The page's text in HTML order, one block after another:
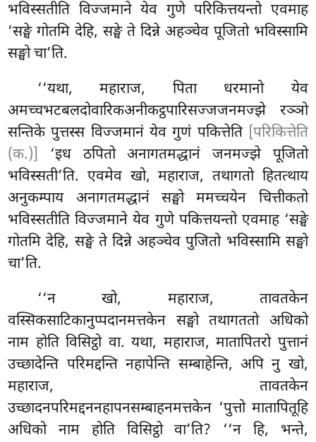
भविस्सतीति विज्जमाने येव गुणे परिकित्तयन्तो एवमाह
‘सङ्घे गोतमि देहि, सङ्घे ते दिन्ने अहञ्चेव पूजितो भविस्सामि
सङ्घो चा’ति.
‘‘यथा, महाराज, पिता धरमानो येव
अमच्चभटबलदोवारिकअनीकट्ठपारिसज्जजनमज्झे रञ्ञो
सन्तिके पुत्तस्स विज्जमानं येव गुणं पकित्तेति [परिकित्तेति
(क.)]
‘इध ठपितो अनागतमद्धानं जनमज्झे पूजितो
भविस्सती’ति. एवमेव खो, महाराज, तथागतो हितत्थाय
अनुकम्पाय अनागतमद्धानं सङ्घो ममच्चयेन चित्तीकतो
भविस्सतीति विज्जमाने येव गुणे पकित्तयन्तो एवमाह ‘सङ्घे
गोतमि देहि, सङ्घे ते दिन्ने अहञ्चेव पुजितो भविस्सामि सङ्घो
चा’ति.
‘‘नखो, महाराज, तावतकेन
वस्सिकसाटिकानुप्पदानमत्तकेन सङ्घो तथागततो अधिको
नाम होति विसिट्ठो वा. यथा, महाराज, मातापितरो पुत्तानं
उच्छादेन्ति परिमद्दन्ति नहापेन्ति सम्बाहेन्ति, अपि नु खो,
महाराज, तावतकेन
उच्छादनपरिमद्दननहापनसम्बाहनमत्तकेन ‘पुत्तो मातापितूहि
अधिको नाम होति विसिट्ठो वा’ति? ‘‘न हि, भन्ते,